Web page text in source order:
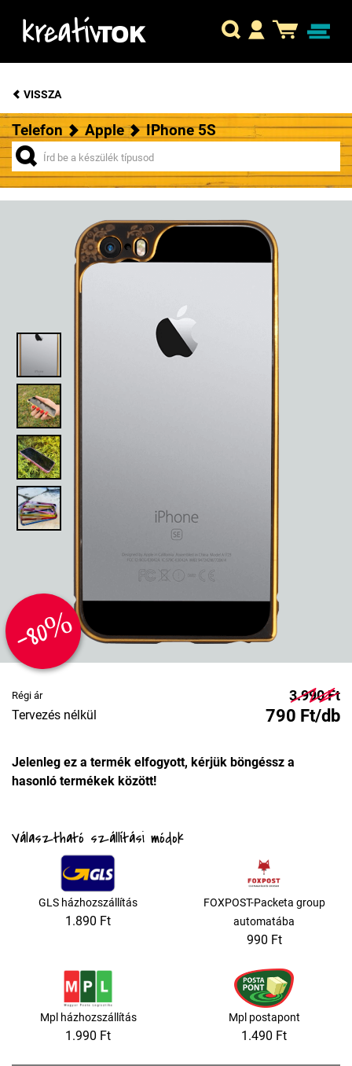
VISSZA
Telefon Apple IPhone 5S
-80%
Régi ár 3.990 Ft
Tervezés nélkül 790 Ft/db
Jelenleg ez a termék elfogyott, kérjük böngéssz a
hasonló termékek között!
Választható szállítási módok
GLS házhozszállítás
1.890 Ft
FOXPOST-Packeta group
automatába
990 Ft
Mpl házhozszállítás
1.990 Ft
Mpl postapont
1.490 Ft